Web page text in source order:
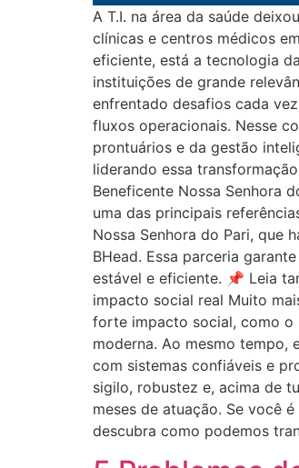
A T.I. na área da saúde
clínicas e centros médicos
eficiente, está a tecnologia
instituições de grande
enfrentado desafios cada
fluxos operacionais. Nesse
prontuários e da gestão
liderando essa
Beneficente Nossa Senhora
uma das principais
Nossa Senhora do Pari, que
BHead. Essa parceria
estável e eficiente. 📌 Leia
impacto social real Muito
forte impacto social, como o
moderna. Ao mesmo tempo,
com sistemas confiáveis e
sigilo, robustez e, acima de
meses de atuação. Se você
descubra como podemos